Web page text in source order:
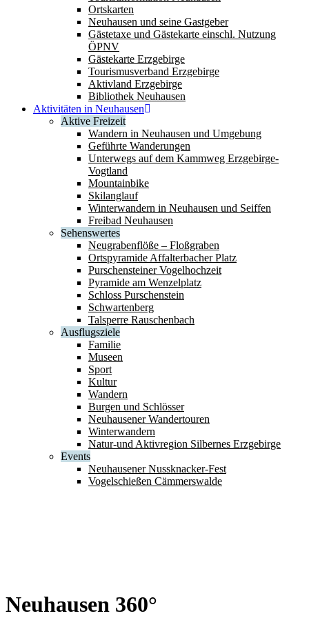
Ortskarten
Neuhausen und seine Gastgeber
Gästetaxe und Gästekarte einschl. Nutzung
ÖPNV
Gästekarte Erzgebirge
Tourismusverband Erzgebirge
Aktivland Erzgebirge
Bibliothek Neuhausen
Aktivitäten in Neuhausen
Aktive Freizeit
Wandern in Neuhausen und Umgebung
Geführte Wanderungen
Unterwegs auf dem Kammweg Erzgebirge-
Vogtland
Mountainbike
Skilanglauf
Winterwandern in Neuhausen und Seiffen
Freibad Neuhausen
Sehenswertes
Neugrabenflöße – Floßgraben
Ortspyramide Affalterbacher Platz
Purschensteiner Vogelhochzeit
Pyramide am Wenzelplatz
Schloss Purschenstein
Schwartenberg
Talsperre Rauschenbach
Ausflugsziele
Familie
Museen
Sport
Kultur
Wandern
Burgen und Schlösser
Neuhausener Wandertouren
Winterwandern
Natur-und Aktivregion Silbernes Erzgebirge
Events
Neuhausener Nussknacker-Fest
Vogelschießen Cämmerswalde
Neuhausen 360°